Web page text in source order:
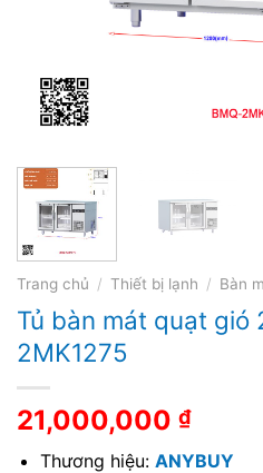
Trang chủ / Thiết bị lạnh / Bàn
Tủ bàn mát quạt gió
2MK1275
21,000,000 ₫
Thương hiệu: ANYBUY